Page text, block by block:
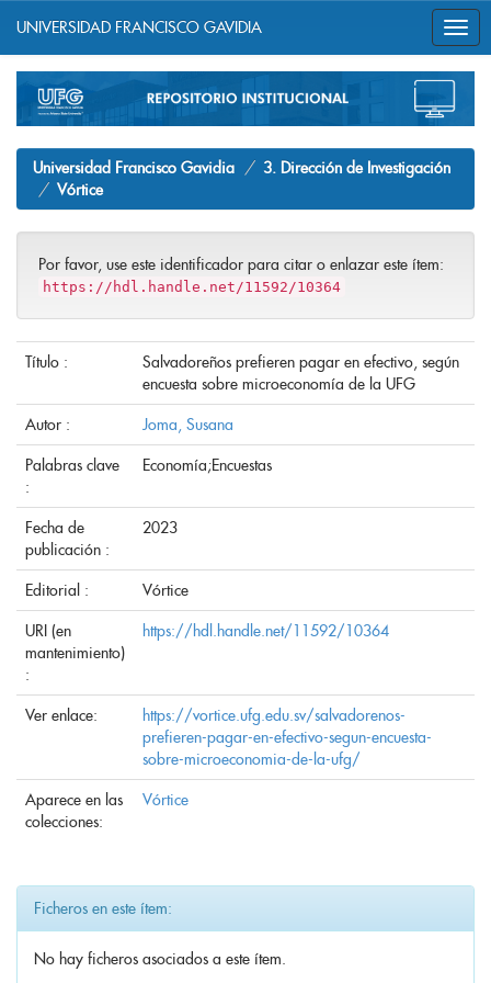
navigation
UNIVERSIDAD FRANCISCO GAVIDIA
Universidad Francisco Gavidia
3. Dirección de Investigación
Vórtice
Por favor, use este identificador para citar o enlazar este ítem:
https://hdl.handle.net/11592/10364
Título :
Salvadoreños prefieren pagar en efectivo, según
encuesta sobre microeconomía de la UFG
Autor : Joma, Susana
Palabras clave
:
Economía;Encuestas
Fecha de
publicación :
2023
Editorial : Vórtice
URI (en
mantenimiento)
:
https://hdl.handle.net/11592/10364
Ver enlace:
https://vortice.ufg.edu.sv/salvadorenos-
prefieren-pagar-en-efectivo-segun-encuesta-
sobre-microeconomia-de-la-ufg/
Aparece en las
colecciones:
Vórtice
Ficheros en este ítem:
No hay ficheros asociados a este ítem.